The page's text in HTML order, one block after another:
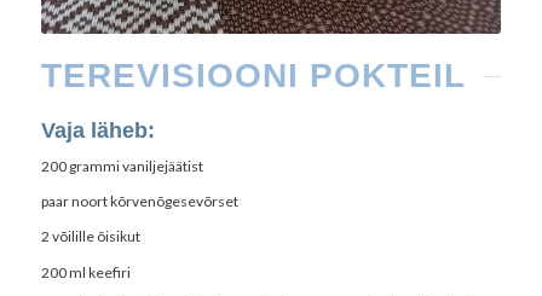
TEREVISIOONI POKTEIL
Vaja läheb:
200 grammi vaniljejäätist
paar noort kõrvenõgesevõrset
2 võilille õisikut
200 ml keefiri